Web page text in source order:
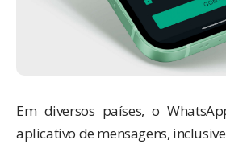
Em diversos países, o
aplicativo de mensagens,